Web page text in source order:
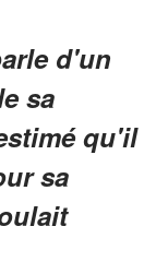
d'un
sa
qu'il
sa